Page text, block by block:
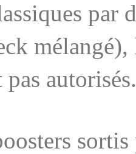
par
pas autorisés.